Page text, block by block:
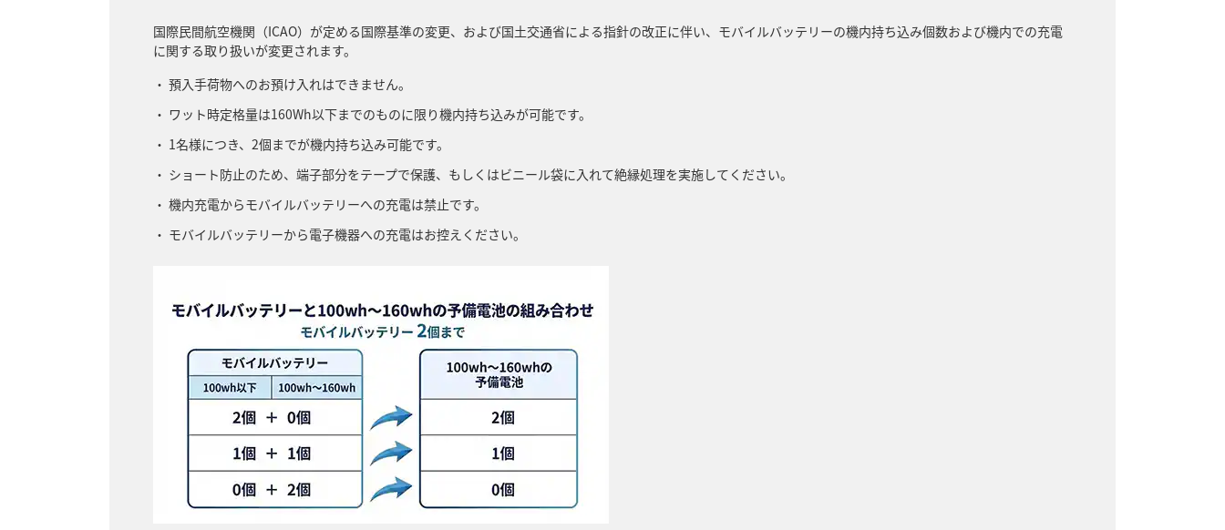
国際民間航空機関（ICAO）が定める国際基準の変更、および国土交通省による指針の改正に伴い、モバイルバッテリーの機内持ち込み個数および機内での充電
に関する取り扱いが変更されます。
預入手荷物へのお預け入れはできません。
ワット時定格量は160Wh以下までのものに限り機内持ち込みが可能です。
1名様につき、2個までが機内持ち込み可能です。
ショート防止のため、端子部分をテープで保護、もしくはビニール袋に入れて絶縁処理を実施してください。
機内充電からモバイルバッテリーへの充電は禁止です。
モバイルバッテリーから電子機器への充電はお控えください。